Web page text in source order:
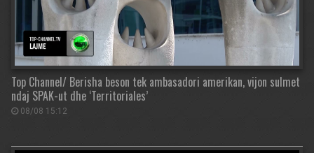
Top Channel/ Berisha beson tek ambasadori amerikan, vijon sulmet
ndaj SPAK-ut dhe ‘Territoriales’
08/08 15:12